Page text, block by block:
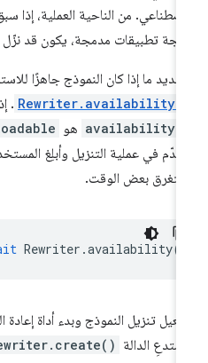
من الناحية العملية، إذا سبق
تطبيقات مدمجة، يكون قد نزّل
ما إذا كان النموذج جاهزًا
. إذا
هو
في عملية التنزيل وأبلِغ المستخدم
بعض الوقت.
await Rewriter.availability
تنزيل النموذج وبدء أداة إعادة
الدالة Rewriter.create()
.